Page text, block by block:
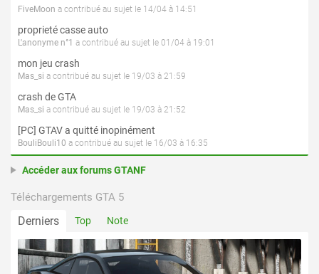
FiveMoon a contribué au sujet le 14/04 à 14:51
proprieté casse auto
L'anonyme n°1 a contribué au sujet le 01/04 à 19:01
mon jeu crash
Mas_si a contribué au sujet le 19/03 à 21:59
crash de GTA
Mas_si a contribué au sujet le 19/03 à 21:52
[PC] GTAV a quitté inopinément
BouliBouli10 a contribué au sujet le 16/03 à 16:35
Accéder aux forums GTANF
Téléchargements GTA 5
Derniers Top Note